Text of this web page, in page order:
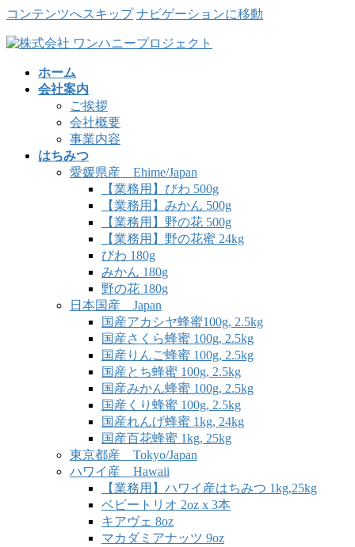
コンテンツへスキップ ナビゲーションに移動
ホーム
会社案内
ご挨拶
会社概要
事業内容
はちみつ
愛媛県産 Ehime/Japan
【業務用】びわ 500g
【業務用】みかん 500g
【業務用】野の花 500g
【業務用】野の花蜜 24kg
びわ 180g
みかん 180g
野の花 180g
日本国産 Japan
国産アカシヤ蜂蜜100g, 2.5kg
国産さくら蜂蜜 100g, 2.5kg
国産りんご蜂蜜 100g, 2.5kg
国産とち蜂蜜 100g, 2.5kg
国産みかん蜂蜜 100g, 2.5kg
国産くり蜂蜜 100g, 2.5kg
国産れんげ蜂蜜 1kg, 24kg
国産百花蜂蜜 1kg, 25kg
東京都産 Tokyo/Japan
ハワイ産 Hawaii
【業務用】ハワイ産はちみつ 1kg,25kg
ベビートリオ 2oz x 3本
キアヴェ 8oz
マカダミアナッツ 9oz